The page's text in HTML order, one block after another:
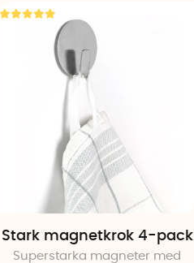
Stark magnetkrok 4-pack
Superstarka magneter med